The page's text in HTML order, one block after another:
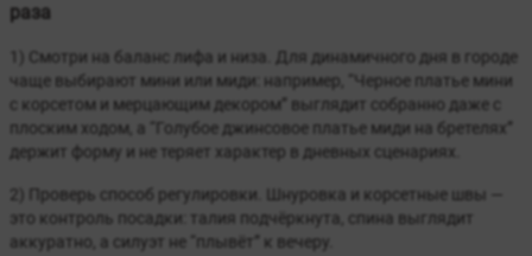
раза
1) Смотри на баланс лифа и низа. Для динамичного дня в городе
чаще выбирают мини или миди: например, “Черное платье мини
с корсетом и мерцающим декором” выглядит собранно даже с
плоским ходом, а “Голубое джинсовое платье миди на бретелях”
держит форму и не теряет характер в дневных сценариях.
2) Проверь способ регулировки. Шнуровка и корсетные швы —
это контроль посадки: талия подчёркнута, спина выглядит
аккуратно, а силуэт не “плывёт” к вечеру.